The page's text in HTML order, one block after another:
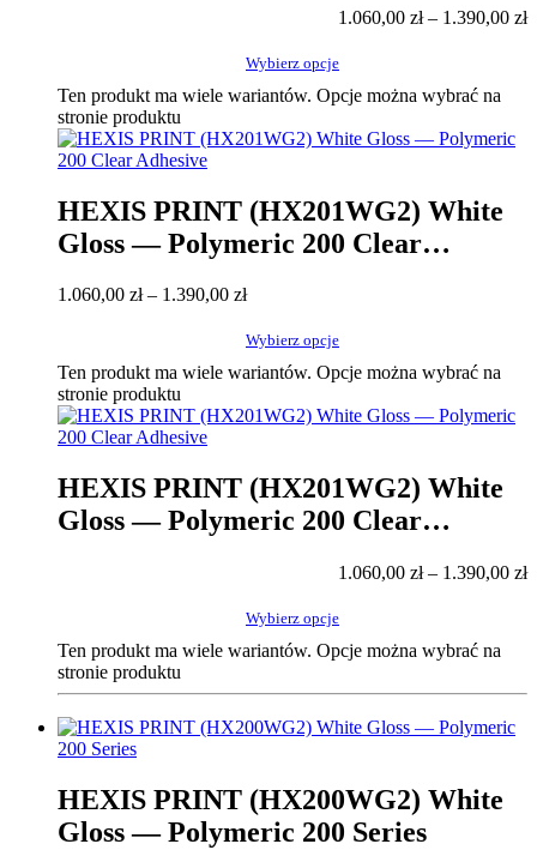
1.060,00 zł– 1.390,00 zł
Wybierz opcje
Ten produkt ma wiele wariantów. Opcje można wybrać na
stronie produktu
HEXIS PRINT (HX201WG2) White
Gloss — Polymeric 200 Clear
1.060,00 zł– 1.390,00 zł
Wybierz opcje
Ten produkt ma wiele wariantów. Opcje można wybrać na
stronie produktu
HEXIS PRINT (HX201WG2) White
Gloss — Polymeric 200 Clear
1.060,00 zł– 1.390,00 zł
Wybierz opcje
Ten produkt ma wiele wariantów. Opcje można wybrać na
stronie produktu
HEXIS PRINT (HX200WG2) White
Gloss — Polymeric 200 Series